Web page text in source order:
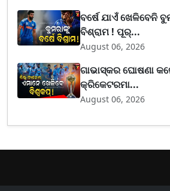
ବର୍ଷେ ଯାଏଁ ଖେଳିବେନି
ବିଶ୍ରାମ ! ପୂର୍...
August 06, 2026
ଗାଭାସ୍କର ଘୋଷଣା
କ୍ରିକେଟରମା...
August 06, 2026